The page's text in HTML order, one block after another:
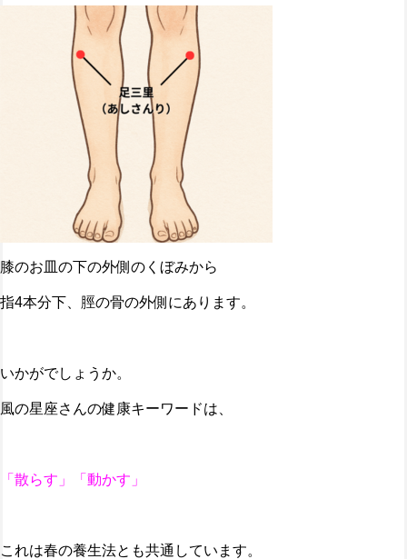
膝のお皿の下の外側のくぼみから
指4本分下、脛の骨の外側にあります。
いかがでしょうか。
風の星座さんの健康キーワードは、
「散らす」「動かす」
これは春の養生法とも共通しています。